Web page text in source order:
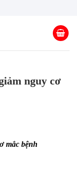
nguy cơ
mắc bệnh